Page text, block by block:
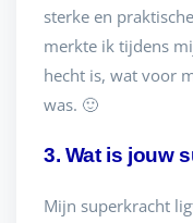
sterke en
merkte ik tijdens
hecht is, wat voor
was. 🙂
3. Wat is jouw
Mijn superkracht